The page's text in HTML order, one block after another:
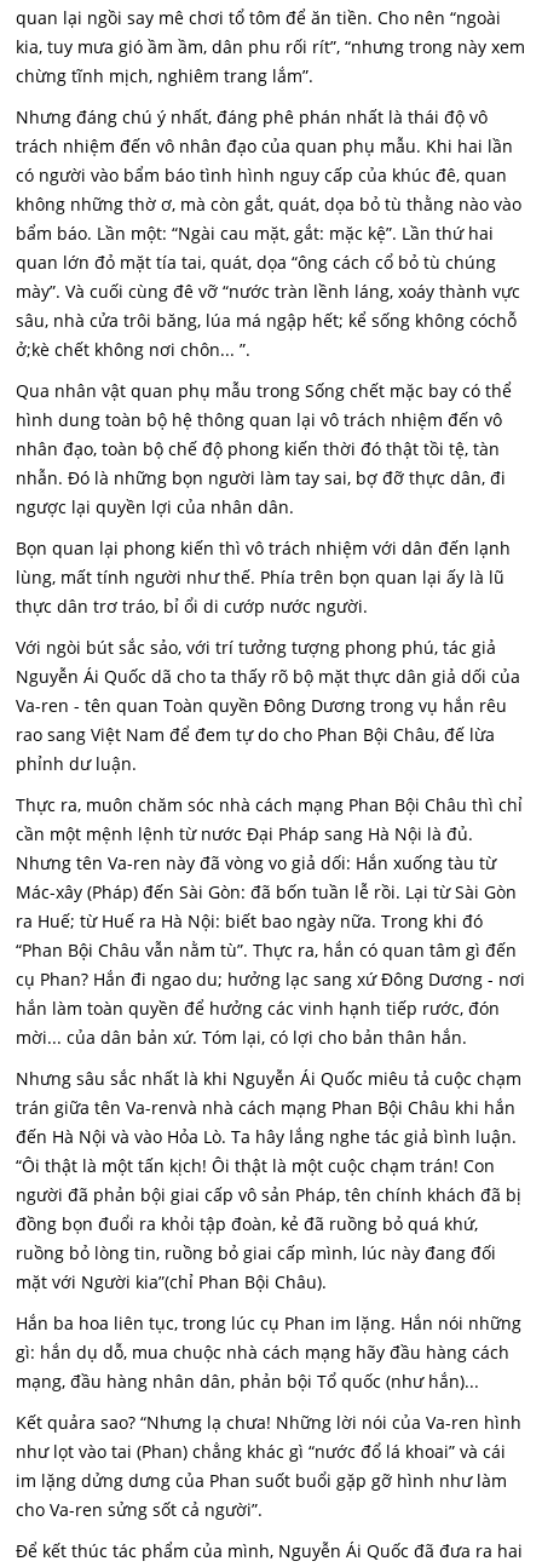
quan lại ngồi say mê chơi tổ tôm để ăn tiền. Cho nên “ngoài
kia, tuy mưa gió ầm ầm, dân phu rối rít”, “nhưng trong này xem
chừng tĩnh mịch, nghiêm trang lắm”.
Nhưng đáng chú ý nhất, đáng phê phán nhất là thái độ vô
trách nhiệm đến vô nhân đạo của quan phụ mẫu. Khi hai lần
có người vào bẩm báo tình hình nguy cấp của khúc đê, quan
không những thờ ơ, mà còn gắt, quát, dọa bỏ tù thằng nào vào
bẩm báo. Lần một: “Ngài cau mặt, gắt: mặc kệ”. Lần thứ hai
quan lớn đỏ mặt tía tai, quát, dọa “ông cách cổ bỏ tù chúng
mày”. Và cuối cùng đê vỡ “nước tràn lềnh láng, xoáy thành vực
sâu, nhà cửa trôi băng, lúa má ngập hết; kể sống không cóchỗ
ở;kè chết không nơi chôn... ”.
Qua nhân vật quan phụ mẫu trong Sống chết mặc bay có thể
hình dung toàn bộ hệ thông quan lại vô trách nhiệm đến vô
nhân đạo, toàn bộ chế độ phong kiến thời đó thật tồi tệ, tàn
nhẫn. Đó là những bọn người làm tay sai, bợ đỡ thực dân, đi
ngược lại quyền lợi của nhân dân.
Bọn quan lại phong kiến thì vô trách nhiệm với dân đến lạnh
lùng, mất tính người như thế. Phía trên bọn quan lại ấy là lũ
thực dân trơ tráo, bỉ ổi di cướp nước người.
Với ngòi bút sắc sảo, với trí tưởng tượng phong phú, tác giả
Nguyễn Ái Quốc dã cho ta thấy rõ bộ mặt thực dân giả dối của
Va-ren - tên quan Toàn quyền Đông Dương trong vụ hắn rêu
rao sang Việt Nam để đem tự do cho Phan Bội Châu, đế lừa
phỉnh dư luận.
Thực ra, muôn chăm sóc nhà cách mạng Phan Bội Châu thì chỉ
cần một mệnh lệnh từ nước Đại Pháp sang Hà Nội là đủ.
Nhưng tên Va-ren này đã vòng vo giả dối: Hắn xuống tàu từ
Mác-xây (Pháp) đến Sài Gòn: đã bốn tuần lễ rồi. Lại từ Sài Gòn
ra Huế; từ Huế ra Hà Nội: biết bao ngày nữa. Trong khi đó
“Phan Bội Châu vẫn nằm tù”. Thực ra, hắn có quan tâm gì đến
cụ Phan? Hắn đi ngao du; hưởng lạc sang xứ Đông Dương - nơi
hắn làm toàn quyền để hưởng các vinh hạnh tiếp rước, đón
mời... của dân bản xứ. Tóm lại, có lợi cho bản thân hắn.
Nhưng sâu sắc nhất là khi Nguyễn Ái Quốc miêu tả cuộc chạm
trán giữa tên Va-renvà nhà cách mạng Phan Bội Châu khi hắn
đến Hà Nội và vào Hỏa Lò. Ta hây lắng nghe tác giả bình luận.
“Ôi thật là một tấn kịch! Ôi thật là một cuộc chạm trán! Con
người đã phản bội giai cấp vô sản Pháp, tên chính khách đã bị
đồng bọn đuổi ra khỏi tập đoàn, kẻ đã ruồng bỏ quá khứ,
ruồng bỏ lòng tin, ruồng bỏ giai cấp mình, lúc này đang đối
mặt với Người kia”(chỉ Phan Bội Châu).
Hắn ba hoa liên tục, trong lúc cụ Phan im lặng. Hắn nói những
gì: hắn dụ dỗ, mua chuộc nhà cách mạng hãy đầu hàng cách
mạng, đầu hàng nhân dân, phản bội Tổ quốc (như hắn)...
Kết quảra sao? “Nhưng lạ chưa! Những lời nói của Va-ren hình
như lọt vào tai (Phan) chẳng khác gì “nước đổ lá khoai” và cái
im lặng dửng dưng của Phan suốt buổi gặp gỡ hình như làm
cho Va-ren sửng sốt cả người”.
Để kết thúc tác phẩm của mình, Nguyễn Ái Quốc đã đưa ra hai